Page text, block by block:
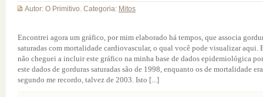
Autor: O Primitivo. Categoria: Mitos
Encontrei agora um gráfico, por mim elaborado há tempos, que associa
saturadas com mortalidade cardiovascular, o qual você pode visualizar aqui.
não cheguei a incluir este gráfico na minha base de dados epidemiológica
este dados de gorduras saturadas são de 1998, enquanto os de mortalidade
segundo me recordo, talvez de 2003. Isto [...]